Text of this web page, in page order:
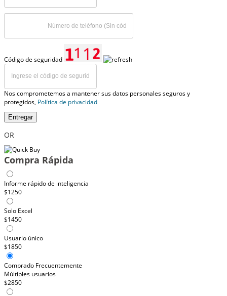
Código de seguridad
Nos comprometemos a mantener sus datos personales seguros y
protegidos, Política de privacidad
Entregar
OR
Compra Rápida
Informe rápido de inteligencia
$1250
Solo Excel
$1450
Usuario único
$1850
Comprado Frecuentemente
Múltiples usuarios
$2850